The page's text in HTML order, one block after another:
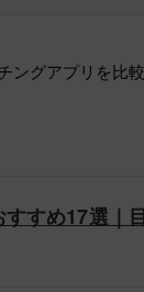
ングアプリを比
すすめ17選｜